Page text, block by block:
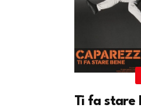
Ti fa stare